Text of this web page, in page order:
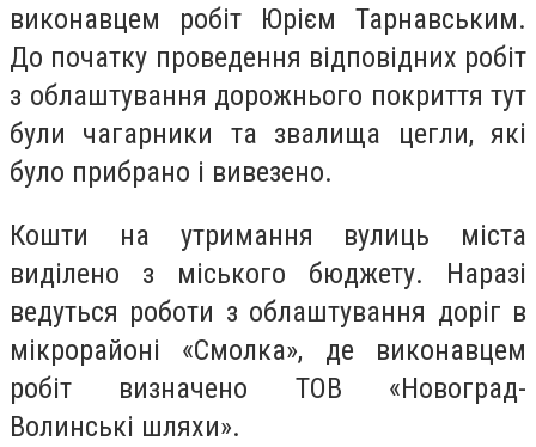
виконавцем робіт Юрієм Тарнавським.
До початку проведення відповідних робіт
з облаштування дорожнього покриття тут
були чагарники та звалища цегли, які
було прибрано і вивезено.
Кошти на утримання вулиць міста
виділено з міського бюджету. Наразі
ведуться роботи з облаштування доріг в
мікрорайоні «Смолка», де виконавцем
робіт визначено ТОВ «Новоград-
Волинські шляхи».